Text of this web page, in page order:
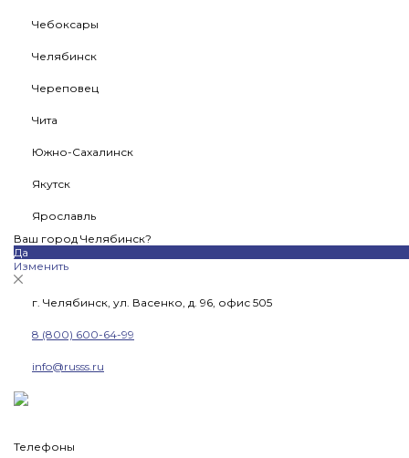
Чебоксары
Челябинск
Череповец
Чита
Южно-Сахалинск
Якутск
Ярославль
Ваш город Челябинск?
Да
Изменить
г. Челябинск, ул. Васенко, д. 96, офис 505
8 (800) 600-64-99
info@russs.ru
Телефоны